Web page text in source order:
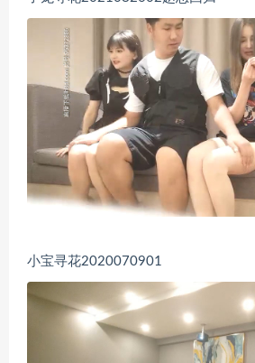
小宝寻花2020070901